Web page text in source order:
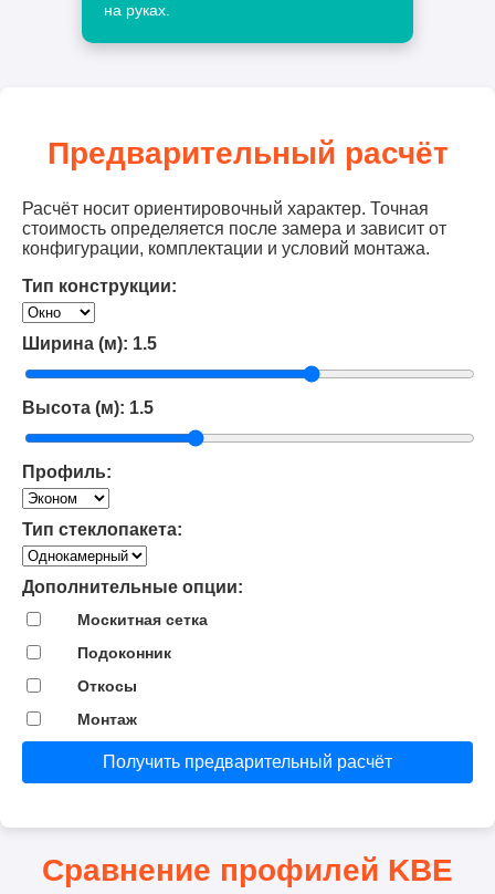
на руках.
Предварительный расчёт
Расчёт носит ориентировочный характер. Точная
стоимость определяется после замера и зависит от
конфигурации, комплектации и условий монтажа.
Тип конструкции:
Ширина (м): 1.5
Высота (м): 1.5
Профиль:
Тип стеклопакета:
Дополнительные опции:
Москитная сетка
Подоконник
Откосы
Монтаж
Получить предварительный расчёт
Сравнение профилей KBE